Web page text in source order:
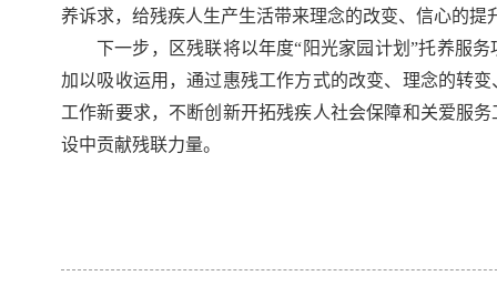
养诉求，给残疾人生产生活带来理念的改变、信心的
下一步，区残联将以年度“阳光家园计划”托养服
加以吸收运用，通过惠残工作方式的改变、理念的转
工作新要求，不断创新开拓残疾人社会保障和关爱服
设中贡献残联力量。